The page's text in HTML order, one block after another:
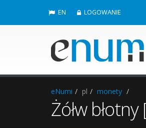
EN LOGOWANIE
eNumi pl monety
Żółw